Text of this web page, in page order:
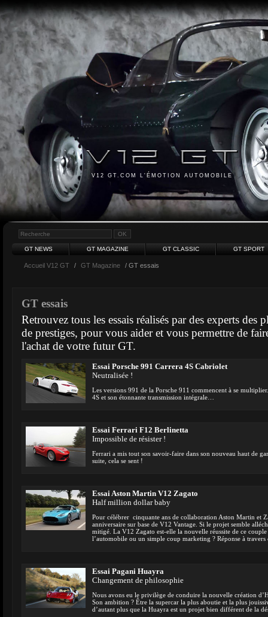
V12 GT.COM L'ÉMOTION AUTOMOBILE
GT NEWS GT MAGAZINE GT CLASSIC GT SPORT
Accueil V12 GT / GT Magazine / GT essais
GT essais
Retrouvez tous les essais réalisés par des experts des
de prestiges, pour vous aider et vous permettre de
l'achat de votre futur GT.
Essai Porsche 991 Carrera 4S Cabriolet
Neutralisée !
Les versions 991 de la Porsche 911 commencent à se
4S et son étonnante transmission intégrale…
Essai Ferrari F12 Berlinetta
Impossible de résister !
Ferrari a mis tout son savoir-faire dans son nouveau haut de
suite, cela se sent !
Essai Aston Martin V12 Zagato
Half million dollar baby
Pour célébrer cinquante ans de collaboration Aston Martin et
anniversaire sur base de V12 Vantage. Si le projet semble
mitigé. La V12 Zagato est-elle la nouvelle réussite de ce
l’automobile ou un simple coup marketing ? Réponse à travers
Essai Pagani Huayra
Changement de philosophie
Nous avons eu le privilège de conduire la nouvelle création
Son ambition ? Être la supercar la plus aboutie et la plus
d’autant plus que la Huayra est un projet bien différent de la